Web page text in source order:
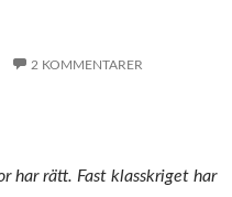
2 KOMMENTARER
har rätt. Fast klasskriget har